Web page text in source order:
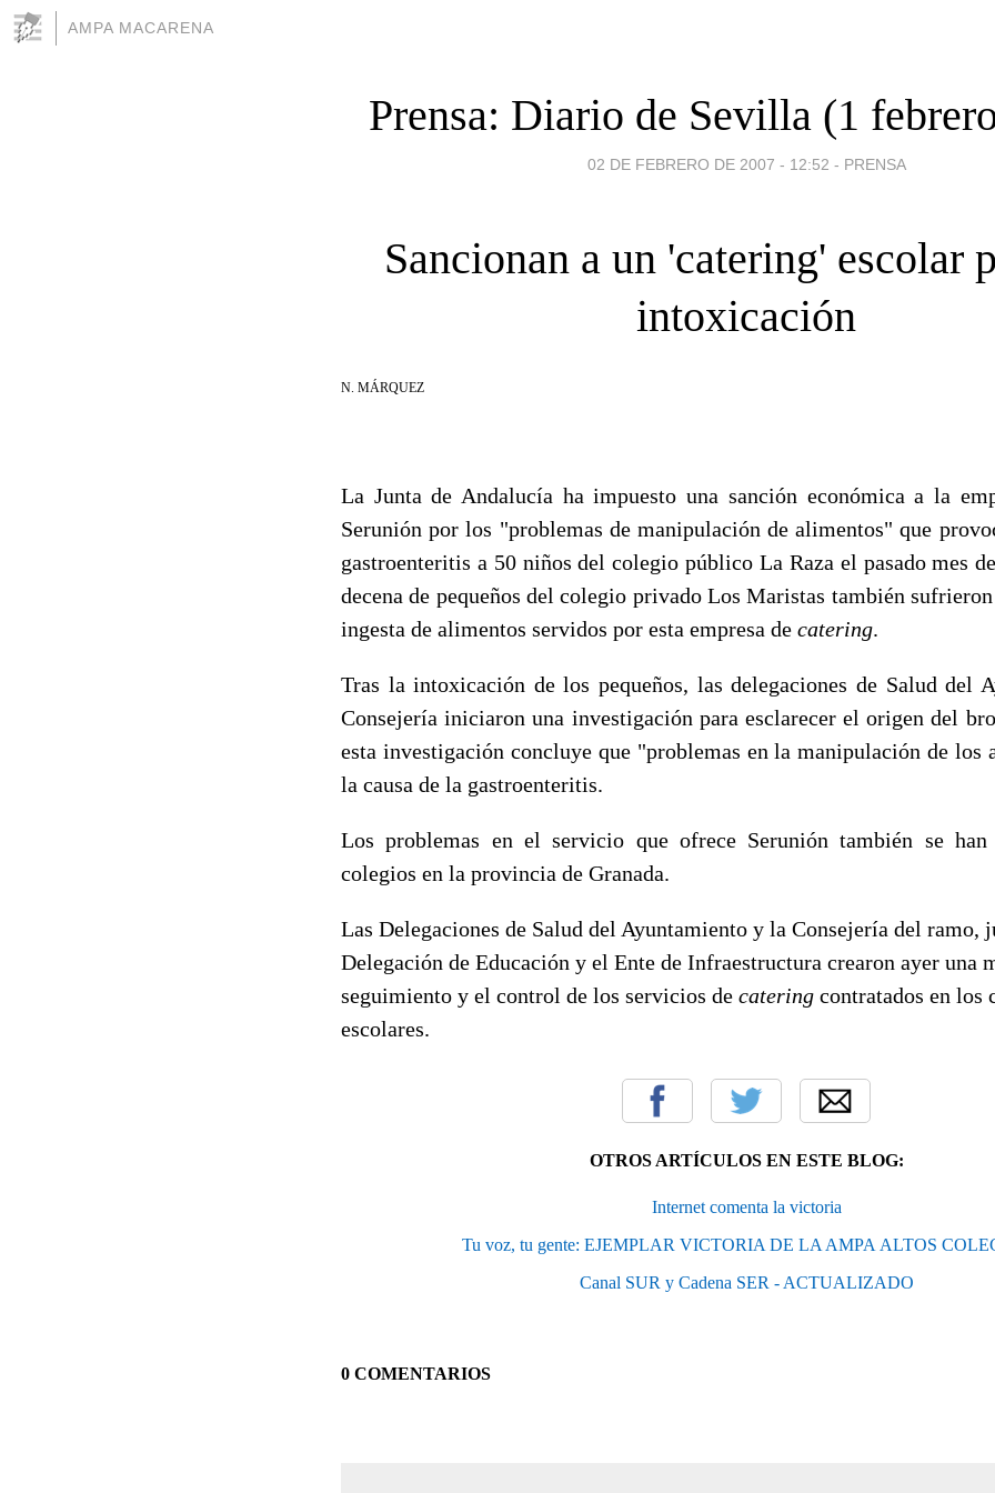
AMPA MACARENA
Prensa: Diario de Sevilla (1
02 DE FEBRERO DE 2007 - 12:52 - PRENSA
Sancionan a un 'catering' escolar
intoxicación
N. MÁRQUEZ
La Junta de Andalucía ha impuesto una sanción económica a la
Serunión por los "problemas de manipulación de alimentos" que
gastroenteritis a 50 niños del colegio público La Raza el pasado mes
decena de pequeños del colegio privado Los Maristas también
ingesta de alimentos servidos por esta empresa de catering.
Tras la intoxicación de los pequeños, las delegaciones de Salud del
Consejería iniciaron una investigación para esclarecer el origen del
esta investigación concluye que "problemas en la manipulación de los
la causa de la gastroenteritis.
Los problemas en el servicio que ofrece Serunión también se han
colegios en la provincia de Granada.
Las Delegaciones de Salud del Ayuntamiento y la Consejería del ramo,
Delegación de Educación y el Ente de Infraestructura crearon ayer una
seguimiento y el control de los servicios de catering contratados en los
escolares.
OTROS ARTÍCULOS EN ESTE BLOG:
Internet comenta la victoria
Tu voz, tu gente: EJEMPLAR VICTORIA DE LA AMPA ALTOS
Canal SUR y Cadena SER - ACTUALIZADO
0 COMENTARIOS